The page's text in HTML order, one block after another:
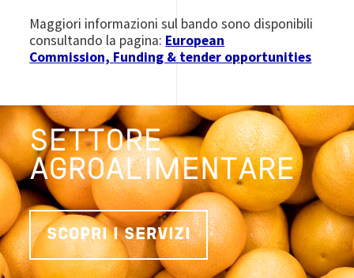
Maggiori informazioni sul bando sono disponibili
consultando la pagina: European
Commission, Funding & tender opportunities
SETTORE
AGROALIMENTARE
SCOPRI I SERVIZI